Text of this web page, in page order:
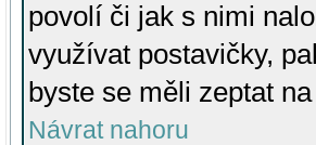
povolí či jak s nimi
využívat postavičky,
byste se měli zeptat
Návrat nahoru